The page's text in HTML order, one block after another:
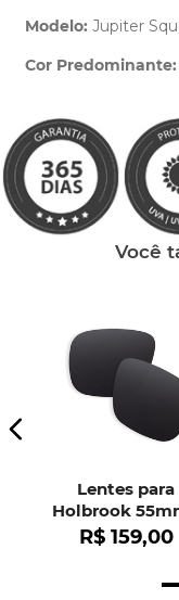
Modelo: Jupiter
Cor Predominante:
Você
Lentes para
Holbrook
OO9102
R$ 159,00